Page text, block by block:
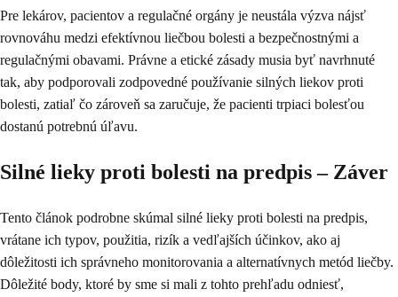
Pre lekárov, pacientov a regulačné orgány je neustála výzva nájsť
rovnováhu medzi efektívnou liečbou bolesti a bezpečnostnými a
regulačnými obavami. Právne a etické zásady musia byť navrhnuté
tak, aby podporovali zodpovedné používanie silných liekov proti
bolesti, zatiaľ čo zároveň sa zaručuje, že pacienti trpiaci bolesťou
dostanú potrebnú úľavu.
Silné lieky proti bolesti na predpis – Záver
Tento článok podrobne skúmal silné lieky proti bolesti na predpis,
vrátane ich typov, použitia, rizík a vedľajších účinkov, ako aj
dôležitosti ich správneho monitorovania a alternatívnych metód liečby.
Dôležité body, ktoré by sme si mali z tohto prehľadu odniesť,